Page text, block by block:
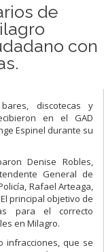
de
con
discotecas y
en el GAD
Espinel durante su
Denise Robles,
General de
Rafael Arteaga,
principal objetivo de
para el correcto
en Milagro.
infracciones, que se